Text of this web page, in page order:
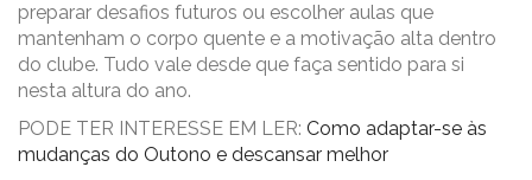
preparar desafios futuros ou escolher aulas que
mantenham o corpo quente e a motivação alta dentro
do clube. Tudo vale desde que faça sentido para si
nesta altura do ano.
PODE TER INTERESSE EM LER: Como adaptar-se às
mudanças do Outono e descansar melhor